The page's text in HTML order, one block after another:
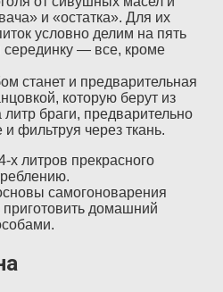
и «остатка». Для их
условно делим на пять
серединку — все, кроме
станет и предварительная
которую берут из
браги, предварительно
фильтруя через ткань.
х литров прекрасного
самогоноварения
приготовить домашний